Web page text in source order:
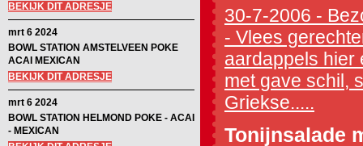
BEKIJK DIT ADRESJE
mrt 6 2024
BOWL STATION AMSTELVEEN POKE
ACAI MEXICAN
BEKIJK DIT ADRESJE
mrt 6 2024
BOWL STATION HELMOND POKE - ACAI
- MEXICAN
30-7-2006 -
- Vlees
aardappels hier
met gave schil,
Griekse.....
Tonijnsalade